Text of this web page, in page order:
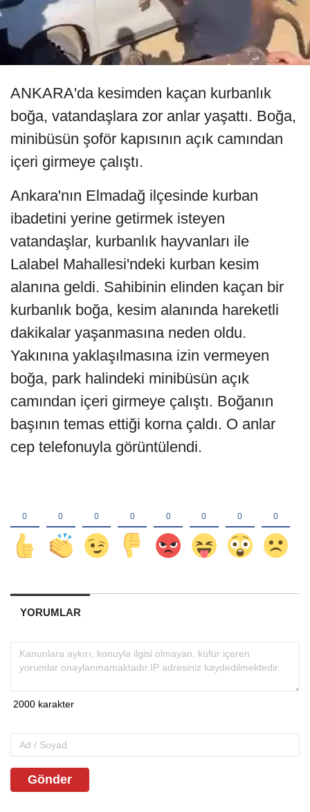
ANKARA'da kesimden kaçan kurbanlık
boğa, vatandaşlara zor anlar yaşattı. Boğa,
minibüsün şoför kapısının açık camından
içeri girmeye çalıştı.
Ankara'nın Elmadağ ilçesinde kurban
ibadetini yerine getirmek isteyen
vatandaşlar, kurbanlık hayvanları ile
Lalabel Mahallesi'ndeki kurban kesim
alanına geldi. Sahibinin elinden kaçan bir
kurbanlık boğa, kesim alanında hareketli
dakikalar yaşanmasına neden oldu.
Yakınına yaklaşılmasına izin vermeyen
boğa, park halindeki minibüsün açık
camından içeri girmeye çalıştı. Boğanın
başının temas ettiği korna çaldı. O anlar
cep telefonuyla görüntülendi.
YORUMLAR
Gönder